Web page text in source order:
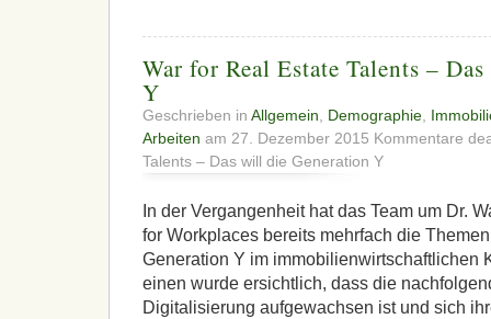
War for Real Estate Talents –
Y
Geschrieben in Allgemein, Demographie,
Arbeiten am 27. Dezember 2015 Kommentare
Talents – Das will die Generation Y
In der Vergangenheit hat das Team um Dr.
for Workplaces bereits mehrfach die
Generation Y im immobilienwirtschaftlichen
einen wurde ersichtlich, dass die
Digitalisierung aufgewachsen ist und sich